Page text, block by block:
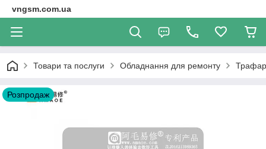
vngsm.com.ua
Товари та послуги Обладнання для ремонту
Розпродаж